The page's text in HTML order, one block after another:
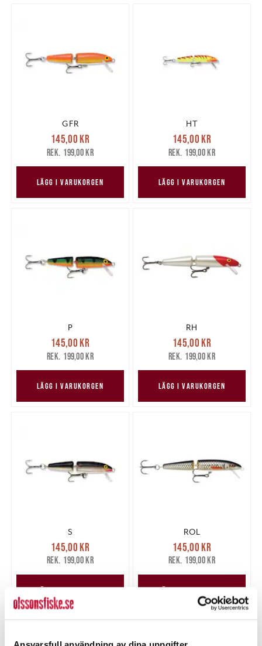
GFR
Nuvarande pris
145,00 krTidigare pris
199,00 kr
145,00 kr
199,00 kr
LÄGG I VARUKORGEN
HT
Nuvarande pris
145,00 krTidigare pris
199,00 kr
145,00 kr
199,00 kr
LÄGG I VARUKORGEN
P
Nuvarande pris
145,00 krTidigare pris
199,00 kr
145,00 kr
199,00 kr
LÄGG I VARUKORGEN
RH
Nuvarande pris
145,00 krTidigare pris
199,00 kr
145,00 kr
199,00 kr
LÄGG I VARUKORGEN
S
Nuvarande pris
145,00 krTidigare pris
199,00 kr
145,00 kr
199,00 kr
LÄGG I VARUKORGEN
ROL
Nuvarande pris
145,00 krTidigare pris
199,00 kr
145,00 kr
199,00 kr
LÄGG I VARUKORGEN